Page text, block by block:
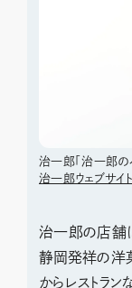
治一郎「治一郎の
治一郎ウェブサイト
治一郎の店舗
静岡発祥の洋
からレストラ